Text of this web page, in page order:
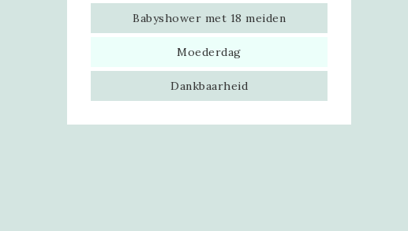
Babyshower met 18 meiden
Moederdag
Dankbaarheid